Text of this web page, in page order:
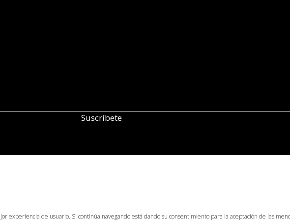
experiencia de usuario. Si continúa navegando está dando su consentimiento para la aceptación de las